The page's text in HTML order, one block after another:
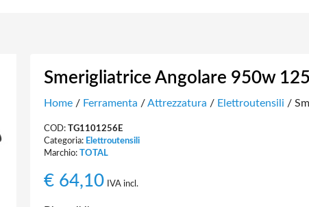
Smerigliatrice Angolare 950w
Home/ Ferramenta /Attrezzatura / Elettroutensili /
COD: TG1101256E
Categoria: Elettroutensili
Marchio: TOTAL
€64,10 IVA incl.